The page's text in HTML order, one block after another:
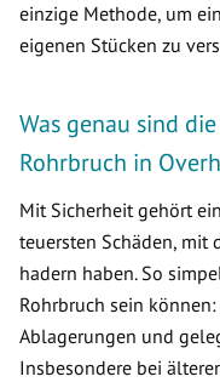
einzige Methode, um
eigenen Stücken zu
Was genau sind
Rohrbruch in
Mit Sicherheit gehört
teuersten Schäden, mit
hadern haben. So
Rohrbruch sein
Ablagerungen und
Insbesondere bei